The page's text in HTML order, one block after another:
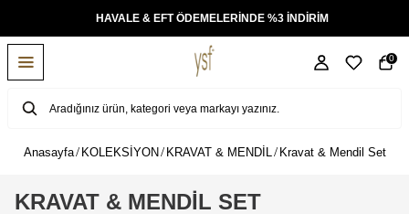
HAVALE & EFT ÖDEMELERİNDE %3 İNDİRİM
0
Anasayfa KOLEKSİYON KRAVAT & MENDİL Kravat & Mendil Set
KRAVAT & MENDİL SET